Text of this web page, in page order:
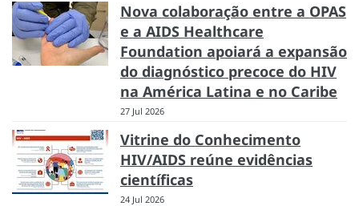
Nova colaboração entre a OPAS
e a AIDS Healthcare
Foundation apoiará a expansão
do diagnóstico precoce do HIV
na América Latina e no Caribe
27 Jul 2026
Vitrine do Conhecimento
HIV/AIDS reúne evidências
científicas
24 Jul 2026